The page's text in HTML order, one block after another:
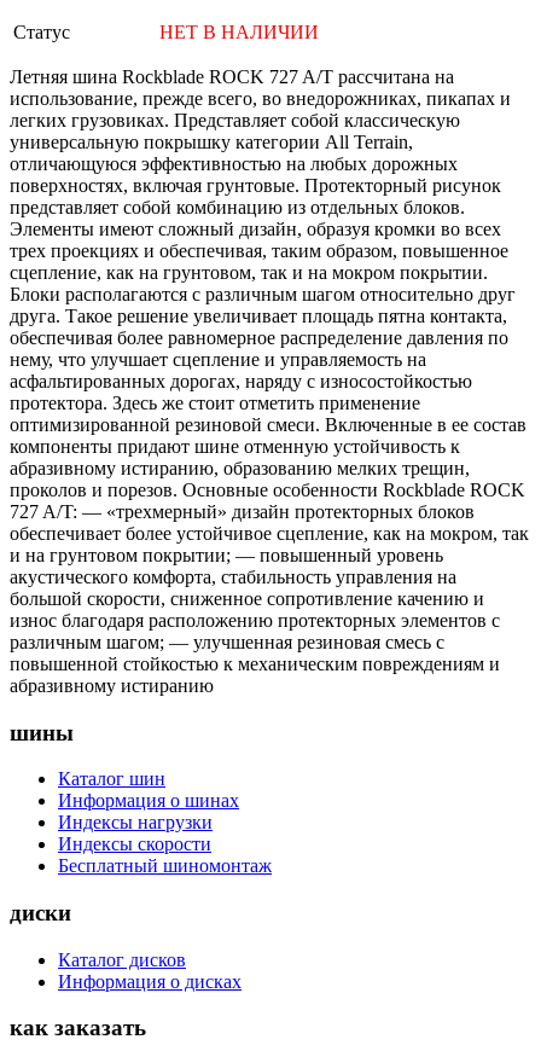
Статус НЕТ В НАЛИЧИИ
Летняя шина Rockblade ROCK 727 A/T рассчитана на
использование, прежде всего, во внедорожниках, пикапах и
легких грузовиках. Представляет собой классическую
универсальную покрышку категории All Terrain,
отличающуюся эффективностью на любых дорожных
поверхностях, включая грунтовые. Протекторный рисунок
представляет собой комбинацию из отдельных блоков.
Элементы имеют сложный дизайн, образуя кромки во всех
трех проекциях и обеспечивая, таким образом, повышенное
сцепление, как на грунтовом, так и на мокром покрытии.
Блоки располагаются с различным шагом относительно друг
друга. Такое решение увеличивает площадь пятна контакта,
обеспечивая более равномерное распределение давления по
нему, что улучшает сцепление и управляемость на
асфальтированных дорогах, наряду с износостойкостью
протектора. Здесь же стоит отметить применение
оптимизированной резиновой смеси. Включенные в ее состав
компоненты придают шине отменную устойчивость к
абразивному истиранию, образованию мелких трещин,
проколов и порезов. Основные особенности Rockblade ROCK
727 A/T: — «трехмерный» дизайн протекторных блоков
обеспечивает более устойчивое сцепление, как на мокром, так
и на грунтовом покрытии; — повышенный уровень
акустического комфорта, стабильность управления на
большой скорости, сниженное сопротивление качению и
износ благодаря расположению протекторных элементов с
различным шагом; — улучшенная резиновая смесь с
повышенной стойкостью к механическим повреждениям и
абразивному истиранию
шины
Каталог шин
Информация о шинах
Индексы нагрузки
Индексы скорости
Бесплатный шиномонтаж
диски
Каталог дисков
Информация о дисках
как заказать